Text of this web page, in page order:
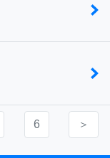
6 ＞